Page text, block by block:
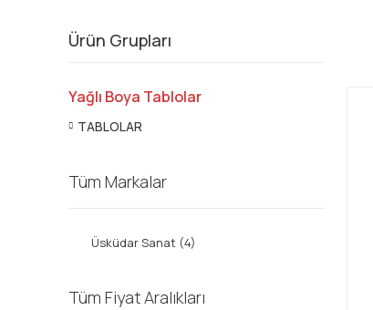
Ürün Grupları
Yağlı Boya Tablolar
TABLOLAR
Tüm Markalar
Üsküdar Sanat (4)
Tüm Fiyat Aralıkları